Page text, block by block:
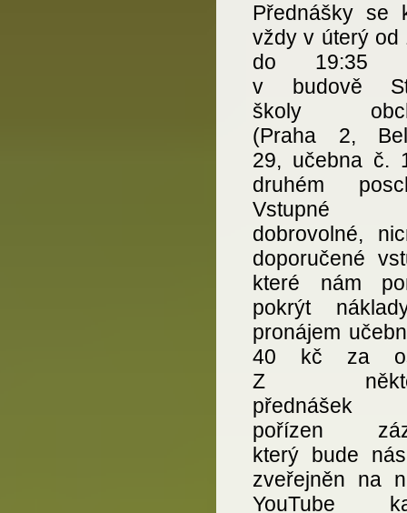
Přednášky se
vždy v úterý od
do 19:35
v budově
školy
(Praha 2,
29, učebna č.
druhém
dobrovolné,
doporučené
které nám
pokrýt
pronájem
40 kč za
Z
přednášek
pořízen
který bude
zveřejněn na
YouTube